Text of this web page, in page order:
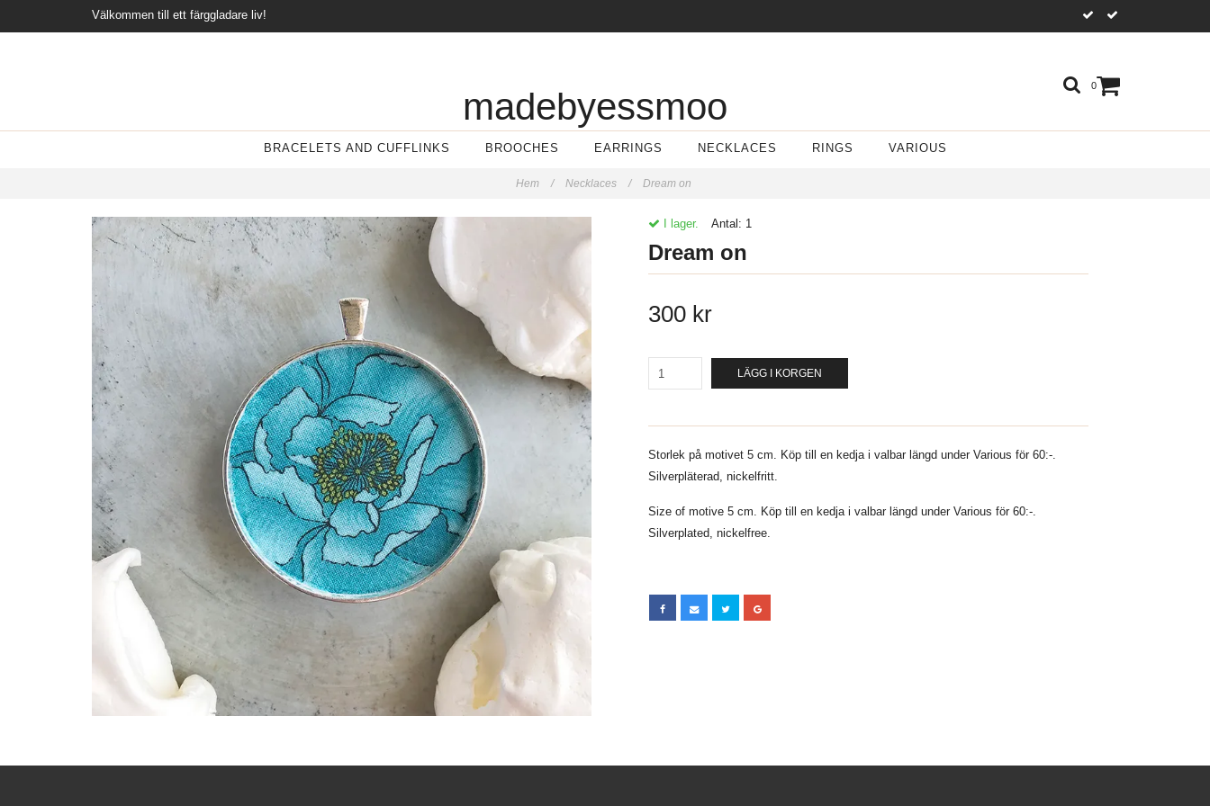
Välkommen till ett färggladare liv!
0
madebyessmoo
BRACELETS AND CUFFLINKS BROOCHES EARRINGS NECKLACES RINGS VARIOUS
Hem / Necklaces / Dream on
I lager. Antal: 1
Dream on
300 kr
LÄGG I KORGEN
Storlek på motivet 5 cm. Köp till en kedja i valbar längd under Various för 60:-.
Silverpläterad, nickelfritt.
Size of motive 5 cm. Köp till en kedja i valbar längd under Various för 60:-.
Silverplated, nickelfree.